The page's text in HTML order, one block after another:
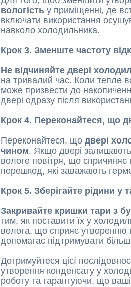
вологість у приміщенні, де
включати використання
навколо холодильника.
Крок 3. Зменште частоту
Не відчиняйте двері
на тривалий час. Коли тепле
може призвести до
двері одразу після
Крок 4. Переконайтеся, що
Переконайтеся, що двері
чином. Якщо двері
вологе повітря, що спричиняє
перешкод, які заважають
Крок 5. Зберігайте рідини у
Закривайте кришки тари з
тим, як поставити їх у
волога, що сприяє утворенню
допомагає підтримувати
Дотримуйтеся цієї
утворення конденсату у
роботу та гарантуючи, що